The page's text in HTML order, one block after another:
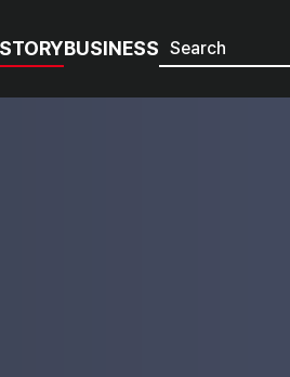
STORYBUSINESS